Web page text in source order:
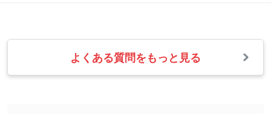
・1色印刷でグラデーションや濃淡を表現した
い
また、お選びいただいた印刷色が本体色に合わ
ない場合や仕上がりに影響しそうな場合は、ス
タッフから別の色をご案内することもございま
・お届け時に商品が損傷・故障している場合
・ご注文と異なる商品が届いた場合
・印刷不良があった場合
業日以内に担当スタッフよりメールにてご連絡
いたします。
お急ぎの場合はお電話でのご質問も受け付けて
よくある質問をもっと見る